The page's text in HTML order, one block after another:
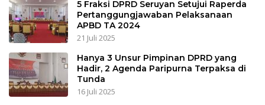
5 Fraksi DPRD Seruyan Setujui Raperda
Pertanggungjawaban Pelaksanaan
APBD TA 2024
21 Juli 2025
Hanya 3 Unsur Pimpinan DPRD yang
Hadir, 2 Agenda Paripurna Terpaksa di
Tunda
16 Juli 2025